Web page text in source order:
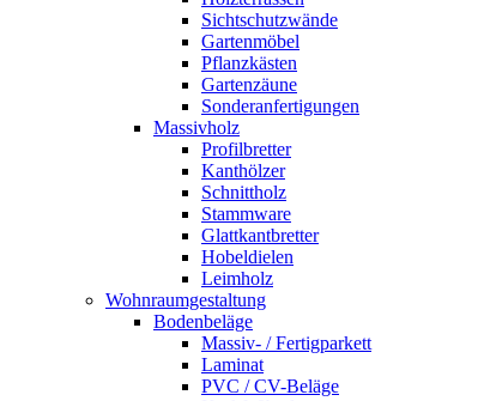
Sichtschutzwände
Gartenmöbel
Pflanzkästen
Gartenzäune
Sonderanfertigungen
Massivholz
Profilbretter
Kanthölzer
Schnittholz
Stammware
Glattkantbretter
Hobeldielen
Leimholz
Wohnraumgestaltung
Bodenbeläge
Massiv- / Fertigparkett
Laminat
PVC / CV-Beläge